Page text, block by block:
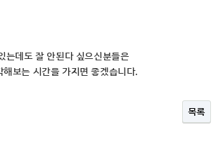
는데도 잘 안된다 싶으신분들은
보는 시간을 가지면 좋겠습니다.
목록